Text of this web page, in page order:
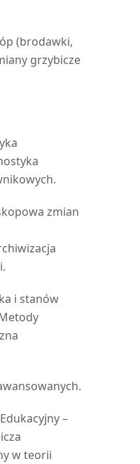
(brodawki,
grzybicze
zmian
i stanów
–
w teorii